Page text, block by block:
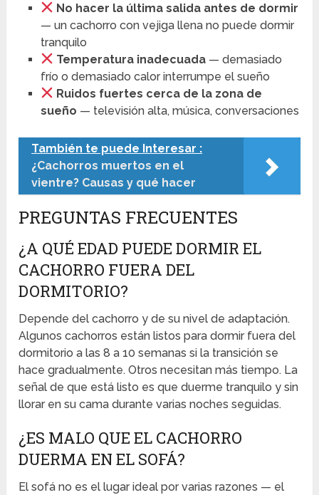
No hacer la última salida antes de dormir
— un cachorro con vejiga llena no puede dormir
tranquilo
Temperatura inadecuada— demasiado
frío o demasiado calor interrumpe el sueño
Ruidos fuertes cerca de la zona de
sueño — televisión alta, música, conversaciones
También te puede Interesar :
¿Cachorros muertos en el
vientre? Causas y qué hacer
PREGUNTAS FRECUENTES
¿A QUÉ EDAD PUEDE DORMIR EL
CACHORRO FUERA DEL
DORMITORIO?
Depende del cachorro y de su nivel de adaptación.
Algunos cachorros están listos para dormir fuera del
dormitorio a las 8 a 10 semanas si la transición se
hace gradualmente. Otros necesitan más tiempo. La
señal de que está listo es que duerme tranquilo y sin
llorar en su cama durante varias noches seguidas.
¿ES MALO QUE EL CACHORRO
DUERMA EN EL SOFÁ?
El sofá no es el lugar ideal por varias razones — el